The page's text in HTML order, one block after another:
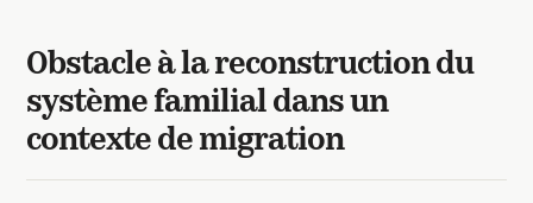
Obstacle à la reconstruction du
système familial dans un
contexte de migration